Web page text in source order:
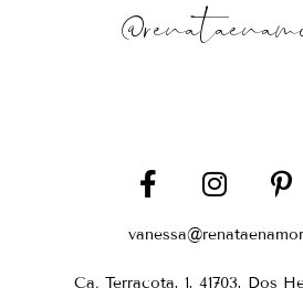
Ca. Terracota, 1, 41703, Dos